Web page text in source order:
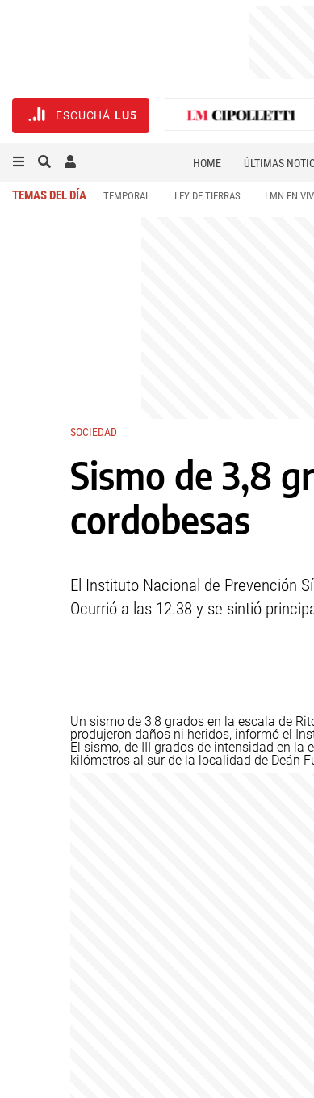
ESCUCHÁ LU5
HOME ÚLTIMAS
TEMAS DEL DÍA TEMPORAL LEY DE TIERRAS LMN EN
SOCIEDAD
Sismo de 3,8
cordobesas
El Instituto Nacional de Prevención
Ocurrió a las 12.38 y se sintió
Un sismo de 3,8 grados en la escala de
produjeron daños ni heridos, informó el
El sismo, de III grados de intensidad en
kilómetros al sur de la localidad de Deán